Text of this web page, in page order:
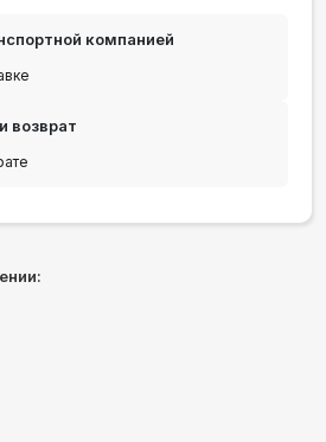
компанией
возврат